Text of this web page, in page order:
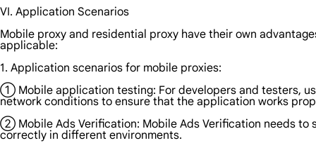
VI. Application Scenarios
Mobile proxy and residential proxy have their own
applicable:
1. Application scenarios for mobile proxies:
① Mobile application testing: For developers and testers,
network conditions to ensure that the application works
② Mobile Ads Verification: Mobile Ads Verification needs to
correctly in different environments.